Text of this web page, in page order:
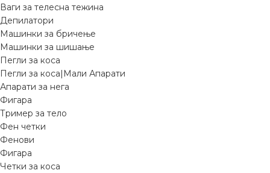
Ваги за телесна тежина
Депилатори
Машинки за бричење
Машинки за шишање
Пегли за коса
Пегли за коса|Мали Апарати
Апарати за нега
Фигара
Тример за тело
Фен четки
Фенови
Фигара
Четки за коса